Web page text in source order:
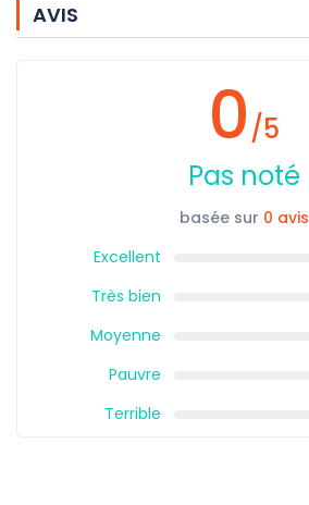
AVIS
0/5
Pas noté
basée sur 0 avis
Excellent
Très bien
Moyenne
Pauvre
Terrible